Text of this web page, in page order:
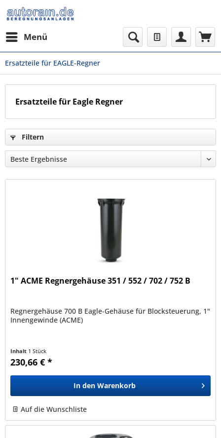
Menü
Ersatzteile für EAGLE-Regner
Ersatzteile für Eagle Regner
Filtern
1" ACME Regnergehäuse 351 / 552 / 702 / 752 B
Regnergehäuse 700 B Eagle-Gehäuse für Blocksteuerung, 1"
Innengewinde (ACME)
Inhalt 1 Stück
230,66 € *
In den Warenkorb
Auf die Wunschliste